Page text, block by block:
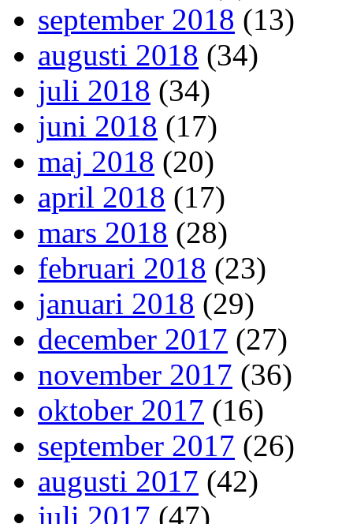
september 2018 (13)
augusti 2018 (34)
juli 2018 (34)
juni 2018 (17)
maj 2018 (20)
april 2018 (17)
mars 2018 (28)
februari 2018 (23)
januari 2018 (29)
december 2017 (27)
november 2017 (36)
oktober 2017 (16)
september 2017 (26)
augusti 2017 (42)
juli 2017 (47)